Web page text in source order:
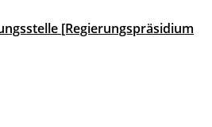
[Regierungspräsidium